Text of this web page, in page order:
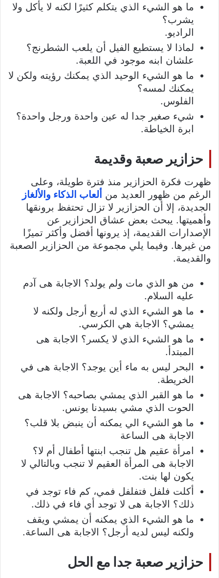
ما هو الشيء الذي يتكلم كثيرًا لكنه لا يأكل ولا
يشرب؟
الراديو.
لماذا لا يستطيع الفيل أن يلعب الشطرنج؟
علشان ابنه موجود في اللعبة.
ما هو الشيء الوحيد الذي يمكنك رؤيته ولكن لا
يمكنك لمسه؟
الفلوس.
شيء صغير جدا له عين واحدة ورجل واحدة؟
ابرة الخياطة.
حزازير صعبة وقديمة
ظهرت فكرة الحزازير منذ فترة طويلة، وعلى
الرغم من ظهور العديد من ألعاب الذكاء والألغاز
الجديدة، إلا أن الحزازير لا تزال تحتفظ برونقها
وأهميتها. يبحث بعض عشاق الحزازير عن
الإصدارات القديمة، إذ يرونها أفضل وأكثر تميزًا
من غيرها. وفيما يلي مجموعة من الحزازير الصعبة
والقديمة.
من هو الذي مات ولم يولد؟ الاجابة هى آدم
عليه السلام.
ما هو الشيء الذي له أربع أرجل ولكنه لا
يمشي؟ الاجابة هي الكرسي.
ما هو الشيء الذي لا يكسر؟ الاجابة هى
المبتدأ.
البحر ليس به ماء أين يوجد؟ الاجابة هى في
الخريطة.
ما هو القبر الذي يمشي بصاحبه؟ الاجابة هى
الحوت الذي مشي بسيدنا يونس.
ما هو الشيء الي يمكنه أن ينبض بلا قلب؟
الاجابة هى الساعة
امرأة عقيم هل تنجب ابنتها أطفال أم لا؟
الاجابة هى المرأة العقيم لا تنجب وبالتالي لا
يكون لها بنت.
أكلت فلفل فتفلفل فمي، كم فاء توجد في
ذلك؟ الاجابة هى لا توجد أي فاء في ذلك.
ما هو الشيء الذي يمكنه أن يمشي ويقف
ولكنه ليس لديه أرجل؟ الاجابة هى الساعة.
حزازير صعبة جدا مع الحل